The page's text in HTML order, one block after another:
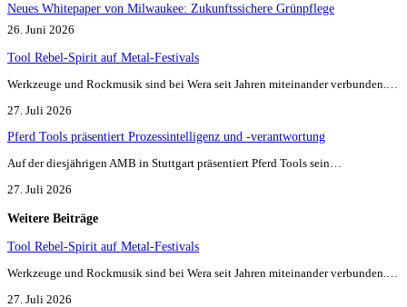
Neues Whitepaper von Milwaukee: Zukunftssichere Grünpflege
26. Juni 2026
Tool Rebel-Spirit auf Metal-Festivals
Werkzeuge und Rockmusik sind bei Wera seit Jahren miteinander verbunden.…
27. Juli 2026
Pferd Tools präsentiert Prozessintelligenz und -verantwortung
Auf der diesjährigen AMB in Stuttgart präsentiert Pferd Tools sein…
27. Juli 2026
Weitere Beiträge
Tool Rebel-Spirit auf Metal-Festivals
Werkzeuge und Rockmusik sind bei Wera seit Jahren miteinander verbunden.…
27. Juli 2026